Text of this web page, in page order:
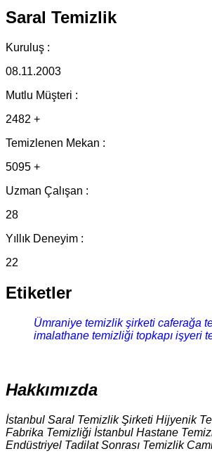
Saral Temizlik
Kuruluş :
08.11.2003
Mutlu Müşteri :
2482 +
Temizlenen Mekan :
5095 +
Uzman Çalışan :
28
Yıllık Deneyim :
22
Etiketler
Ümraniye temizlik şirketi caferağa
imalathane temizliği topkapı işyeri
Hakkımızda
İstanbul Saral Temizlik Şirketi Hijyenik
Fabrika Temizliği İstanbul Hastane
Endüstriyel Tadilat Sonrası Temizlik